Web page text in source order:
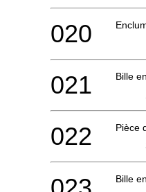
020
Bille
021
Pièce
022
Bille